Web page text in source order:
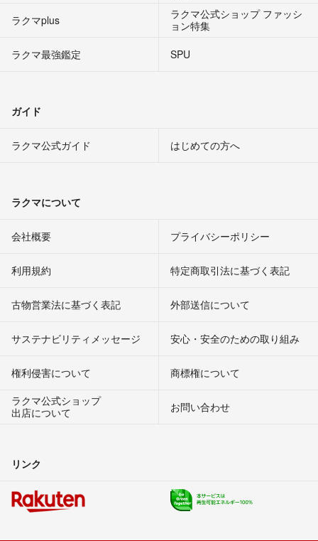
ラクマplus
ラクマ公式ショップ ファッシ
ョン特集
ラクマ最強鑑定
SPU
ガイド
ラクマ公式ガイド はじめての方へ
ラクマについて
会社概要 プライバシーポリシー
利用規約 特定商取引法に基づく表記
古物営業法に基づく表記 外部送信について
サステナビリティメッセージ 安心・安全のための取り組み
権利侵害について
商標権について
ラクマ公式ショップ
出店について
お問い合わせ
リンク